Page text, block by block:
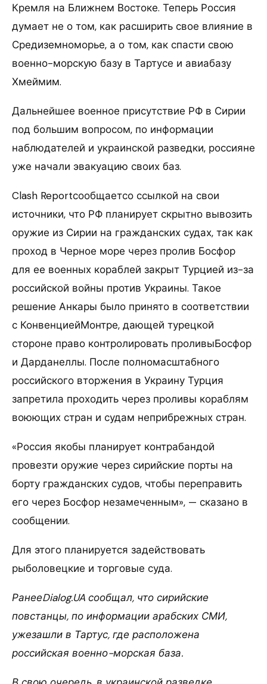
Кремля на Ближнем Востоке. Теперь Россия
думает не о том, как расширить свое влияние в
Средиземноморье, а о том, как спасти свою
военно-морскую базу в Тартусе и авиабазу
Хмеймим.
Дальнейшее военное присутствие РФ в Сирии
под большим вопросом, по информации
наблюдателей и украинской разведки, россияне
уже начали эвакуацию своих баз.
Clash Reportсообщаетсо ссылкой на свои
источники, что РФ планирует скрытно вывозить
оружие из Сирии на гражданских судах, так как
проход в Черное море через пролив Босфор
для ее военных кораблей закрыт Турцией из-за
российской войны против Украины. Такое
решение Анкары было принято в соответствии
с КонвенциейМонтре, дающей турецкой
стороне право контролировать проливыБосфор
и Дарданеллы. После полномасштабного
российского вторжения в Украину Турция
запретила проходить через проливы кораблям
воюющих стран и судам неприбрежных стран.
«Россия якобы планирует контрабандой
провезти оружие через сирийские порты на
борту гражданских судов, чтобы переправить
его через Босфор незамеченным», — сказано в
сообщении.
Для этого планируется задействовать
рыболовецкие и торговые суда.
РанееDialog.UA сообщал, что сирийские
повстанцы, по информации арабских СМИ,
ужезашли в Тартус, где расположена
российская военно-морская база.